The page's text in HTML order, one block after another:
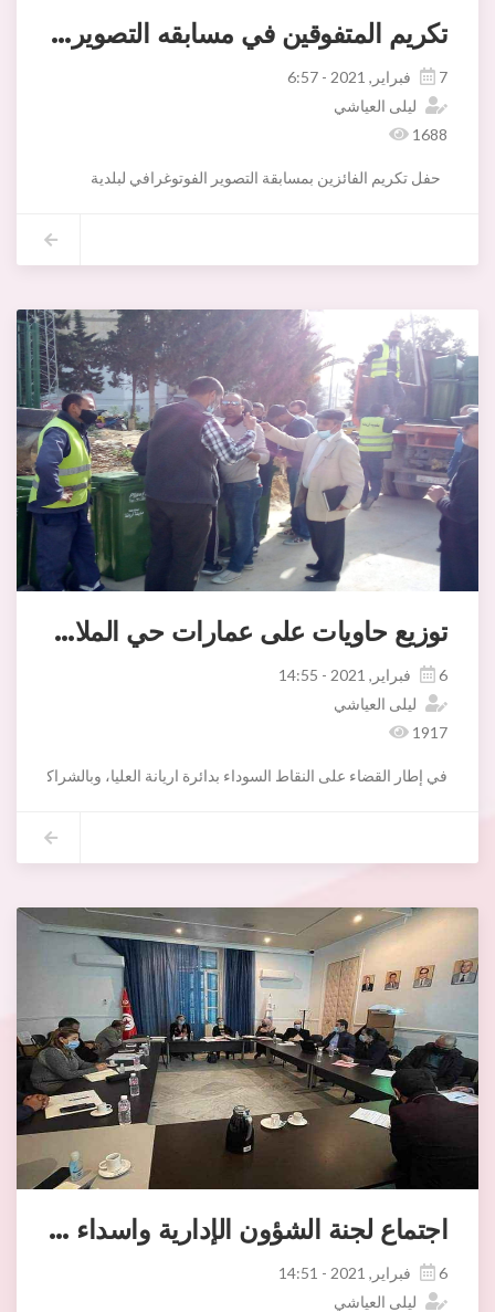
تكريم المتفوقين في مسابقه التصوير الفوتوغرافي
7 فبراير, 2021 - 6:57
ليلى العياشي
1688
حفل تكريم الفائزين بمسابقة التصوير الفوتوغرافي لبلدية
توزيع حاويات على عمارات حي الملاحة
6 فبراير, 2021 - 14:55
ليلى العياشي
1917
في إطار القضاء على النقاط السوداء بدائرة اريانة العليا، وبالشراكة مع المجتمع المدني وممثلي المناطق، اشرف صبيحة اليوم السبت 06 فيفري 2020 السيد
اجتماع لجنة الشؤون الإدارية واسداء الخدمات
6 فبراير, 2021 - 14:51
ليلى العياشي